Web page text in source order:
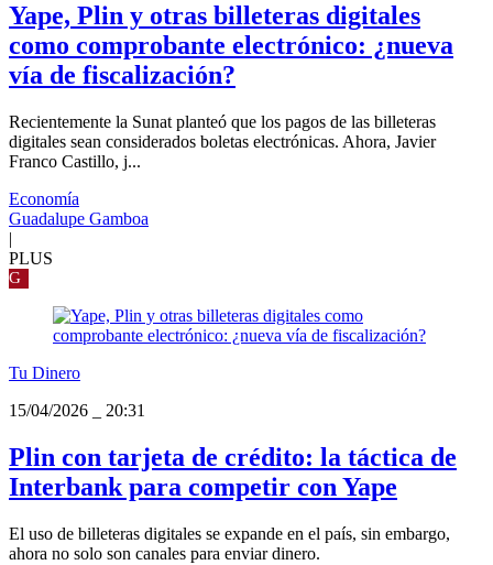
Yape, Plin y otras billeteras digitales
como comprobante electrónico: ¿nueva
vía de fiscalización?
Recientemente la Sunat planteó que los pagos de las billeteras
digitales sean considerados boletas electrónicas. Ahora, Javier
Franco Castillo, j...
Economía
Guadalupe Gamboa
|
PLUS
G
Tu Dinero
15/04/2026
20:31
Plin con tarjeta de crédito: la táctica de
Interbank para competir con Yape
El uso de billeteras digitales se expande en el país, sin embargo,
ahora no solo son canales para enviar dinero.